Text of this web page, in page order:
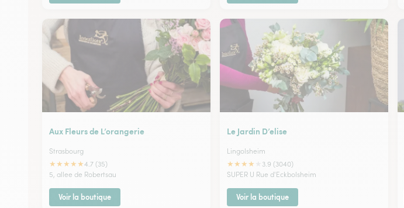
Aux Fleurs de L’orangerie
Strasbourg
★★★★★4.7 (35)
5, allee de Robertsau
Voir la boutique
Le Jardin D’elise
Lingolsheim
★★★★
3.9 (3040)
SUPER U Rue d'Eckbolsheim
Voir la boutique